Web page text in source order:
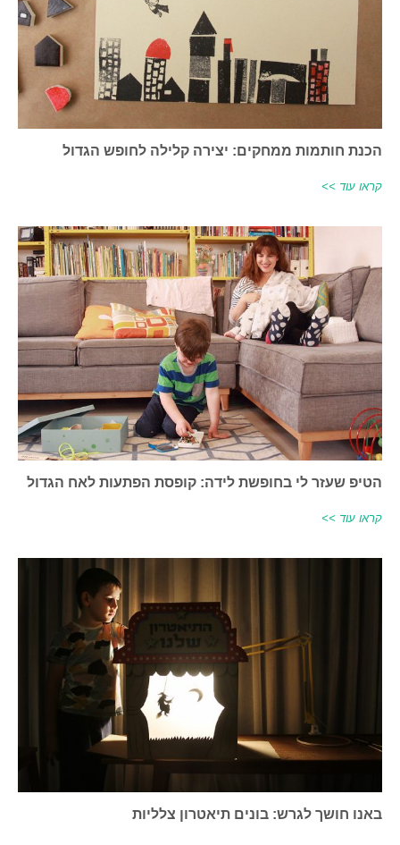
הכנת חותמות ממחקים: יצירה קלילה לחופש הגדול
קראו עוד >>
הטיפ שעזר לי בחופשת לידה: קופסת הפתעות לאח הגדול
קראו עוד >>
באנו חושך לגרש: בונים תיאטרון צלליות